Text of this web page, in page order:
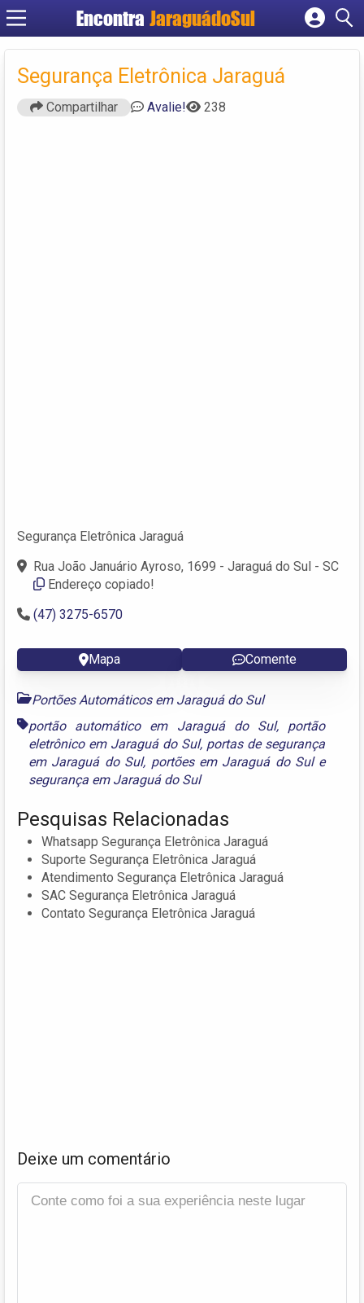
Encontra JaraguádoSul
Cadastrar empresa
Criar conta
Segurança Eletrônica Jaraguá
Compartilhar Avalie! 238
Segurança Eletrônica Jaraguá
Rua João Januário Ayroso, 1699 - Jaraguá do Sul - SC
Endereço copiado!
(47) 3275-6570
Mapa Comente
Portões Automáticos em Jaraguá do Sul
portão automático em Jaraguá do Sul, portão
eletrônico em Jaraguá do Sul, portas de segurança
em Jaraguá do Sul, portões em Jaraguá do Sule
segurança em Jaraguá do Sul
Pesquisas Relacionadas
Whatsapp Segurança Eletrônica Jaraguá
Suporte Segurança Eletrônica Jaraguá
Atendimento Segurança Eletrônica Jaraguá
SAC Segurança Eletrônica Jaraguá
Contato Segurança Eletrônica Jaraguá
Deixe um comentário